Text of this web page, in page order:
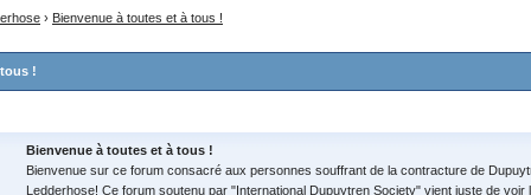
› Bienvenue à toutes et à tous !
!
Bienvenue à toutes et à tous !
Bienvenue sur ce forum consacré aux personnes souffrant de la contracture de
Ledderhose! Ce forum soutenu par "International Dupuytren Society" vient juste de